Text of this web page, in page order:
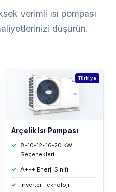
verimli ısı pompası
düşürün.
Türkiye
Arçelik Isı Pompası
8-10-12-16-20 kW
Seçenekleri
A+++ Enerji Sınıfı
Inverter Teknoloji